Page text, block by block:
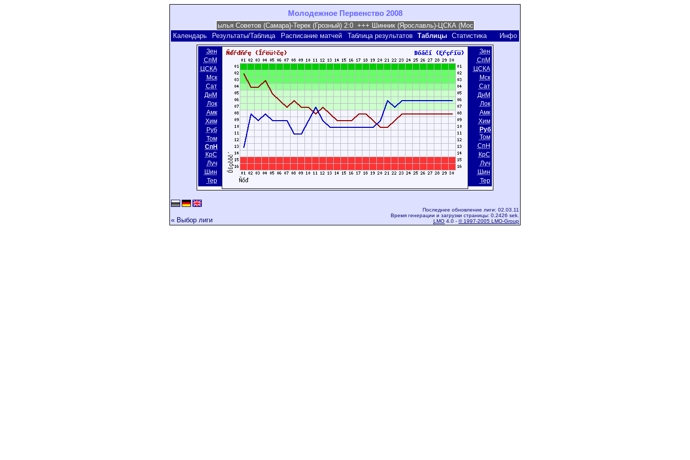
Молодежное Первенство 2008
Календарь Результаты/Таблица Расписание матчей Таблица результатов Таблицы Статистика Инфо
Зен
СпМ
ЦСКА
Мск
Сат
ДнМ
Лок
Амк
Хим
Руб
Том
СпН
КрС
Луч
Шин
Тер
Зен
СпМ
ЦСКА
Мск
Сат
ДнМ
Лок
Амк
Хим
Руб
Том
СпН
КрС
Луч
Шин
Тер
« Выбор лиги
Последнее обновление лиги: 02.03.11
Время генерации и загрузки страницы: 0.2426 sek.
LMO 4.0 - © 1997-2005 LMO-Group